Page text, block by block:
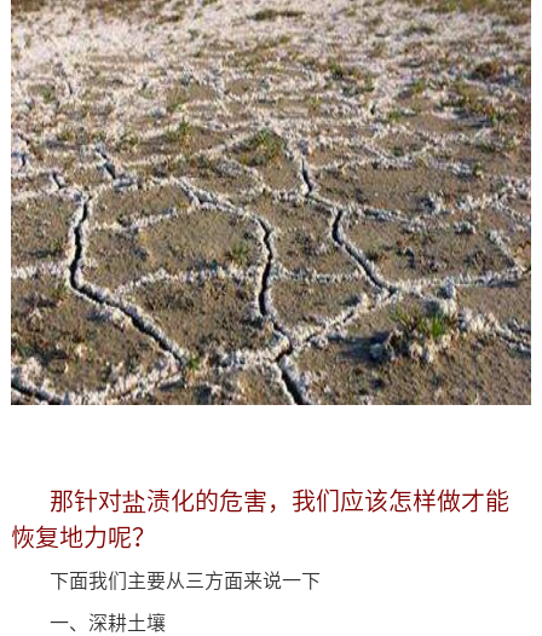
那针对盐渍化的危害，我们应该怎样做才能
恢复地力呢？
下面我们主要从三方面来说一下
一、深耕土壤